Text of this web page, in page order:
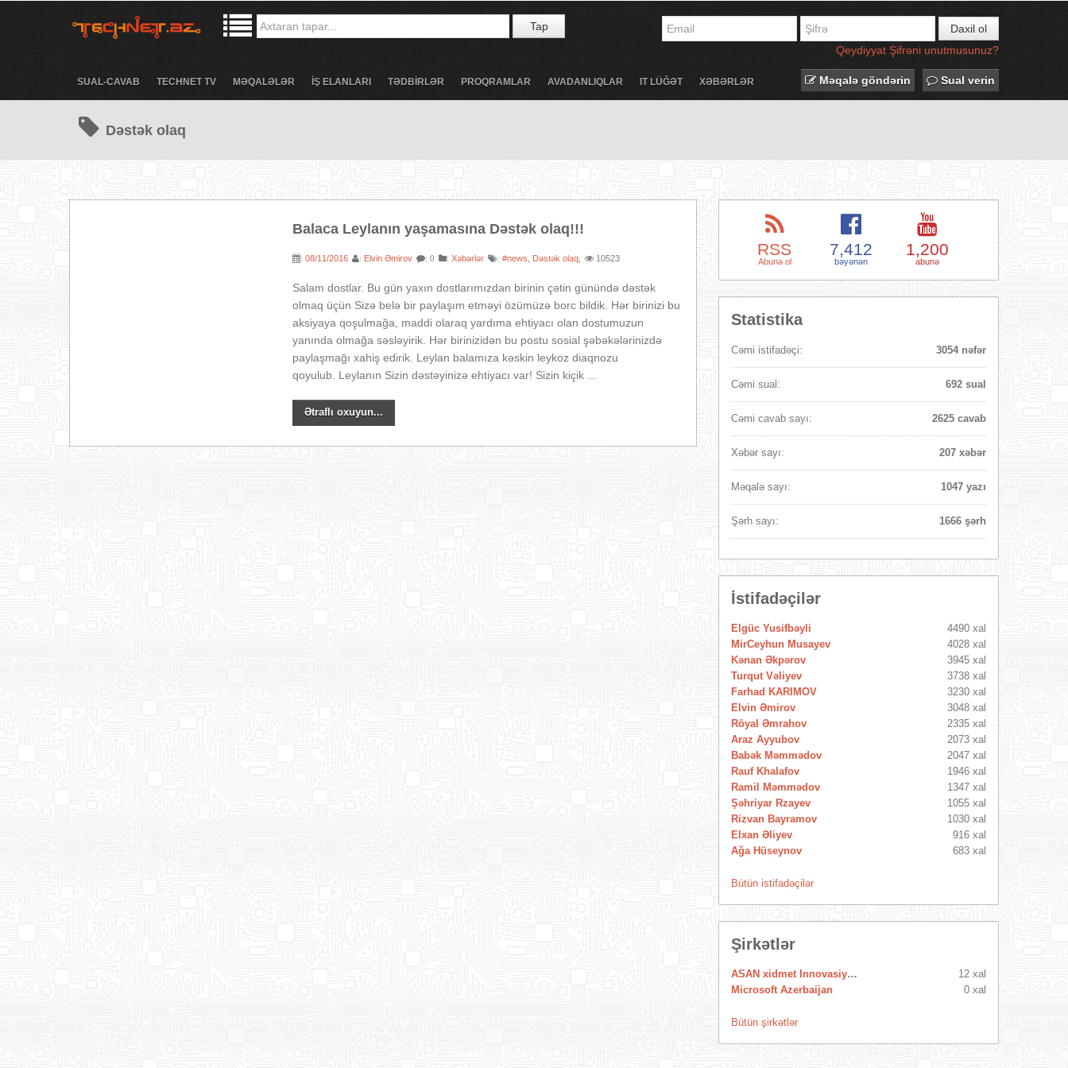
Tap
Daxil ol
Qeydiyyat Şifrəni unutmusunuz?
SUAL-CAVAB TECHNET TV MƏQALƏLƏR İŞ ELANLARI TƏDBİRLƏR PROQRAMLAR AVADANLIQLAR IT LÜĞƏT XƏBƏRLƏR Məqalə göndərin Sual verin
Dəstək olaq
Balaca Leylanın yaşamasına Dəstək olaq!!!
:08/11/2016 : Elvin Əmirov : 0 :Xəbərlər :#news Dəstək olaq 10523
Salam dostlar. Bu gün yaxın dostlarımızdan birinin çətin günündə dəstək
olmaq üçün Sizə belə bir paylaşım etməyi özümüzə borc bildik. Hər birinizi bu
aksiyaya qoşulmağa, maddi olaraq yardıma ehtiyacı olan dostumuzun
yanında olmağa səsləyirik. Hər birinizidən bu postu sosial şəbəkələrinizdə
paylaşmağı xahiş edirik. Leylan balamıza kəskin leykoz diaqnozu
qoyulub. Leylanın Sizin dəstəyinizə ehtiyacı var! Sizin kiçik ...
Ətraflı oxuyun...
RSS
Abunə ol
7,412
bəyənən
1,200
abunə
Statistika
Cəmi istifadəçi: 3054 nəfər
Cəmi sual: 692 sual
Cəmi cavab sayı: 2625 cavab
Xəbər sayı: 207 xəbər
Məqalə sayı: 1047 yazı
Şərh sayı: 1666 şərh
İstifadəçilər
Elgüc Yusifbəyli
4490 xal
MirCeyhun Musayev
4028 xal
Kənan Əkpərov
3945 xal
Turqut Vəliyev
3738 xal
Farhad KARIMOV
3230 xal
Elvin Əmirov
3048 xal
Röyal Əmrahov
2335 xal
Araz Ayyubov
2073 xal
Babək Məmmədov
2047 xal
Rauf Khalafov
1946 xal
Ramil Məmmədov
1347 xal
Şəhriyar Rzayev
1055 xal
Rizvan Bayramov
1030 xal
Elxan Əliyev
916 xal
Ağa Hüseynov
683 xal
Bütün istifadəçilər
Şirkətlər
ASAN xidmet Innovasiya Mərkəzi
12 xal
Microsoft Azerbaijan
0 xal
Bütün şirkətlər